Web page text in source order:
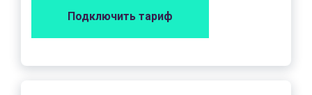
Подключить тариф